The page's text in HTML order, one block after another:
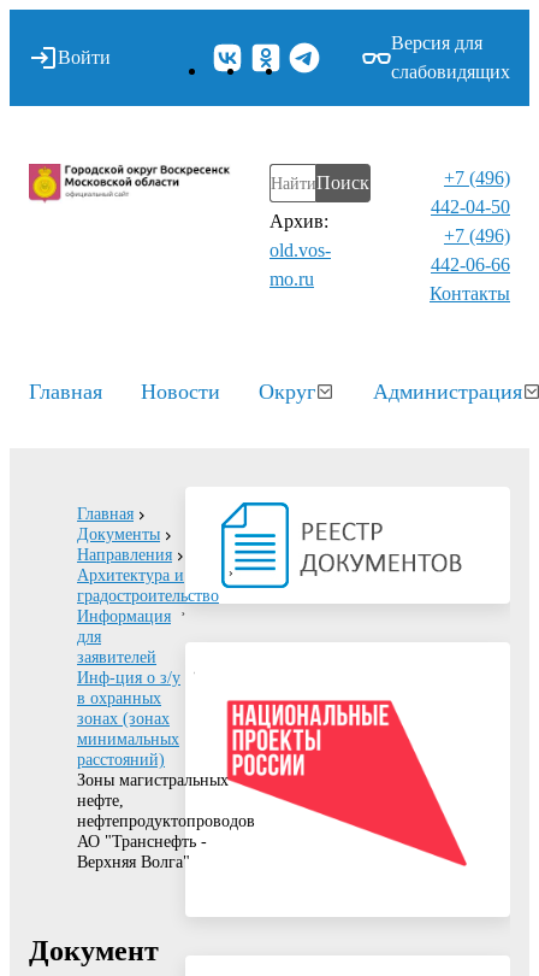
Войти
Версия для
слабовидящих
Поиск
Архив:
old.vos-
mo.ru
+7 (496)
442-04-50
+7 (496)
442-06-66
Контакты⁠
Главная Новости Округ Администрация
Главная
Документы
Направления
Архитектура и
градостроительство
Информация
для
заявителей
Инф-ция о з/у
в охранных
зонах (зонах
минимальных
расстояний)
Зоны магистральных
нефте,
нефтепродуктопроводов
АО "Транснефть -
Верхняя Волга"
Документ